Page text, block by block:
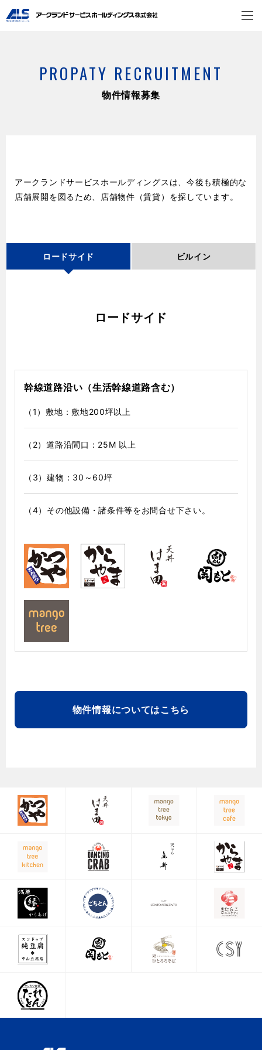
PROPATY RECRUITMENT
物件情報募集
アークランドサービスホールディングスは、今後も積極的な
店舗展開を図るため、店舗物件（賃貸）を探しています。
ロードサイド ビルイン
ロードサイド
幹線道路沿い（生活幹線道路含む）
（1）敷地：敷地200坪以上
（2）道路沿間口：25M 以上
（3）建物：30～60坪
（4）その他設備・諸条件等をお問合せ下さい。
物件情報についてはこちら